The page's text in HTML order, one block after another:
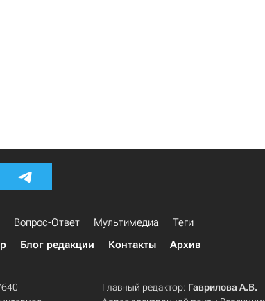
Вопрос-Ответ Мультимедиа
Теги
Блог редакции Контакты Архив
Главный редактор: Гаврилова А.В.